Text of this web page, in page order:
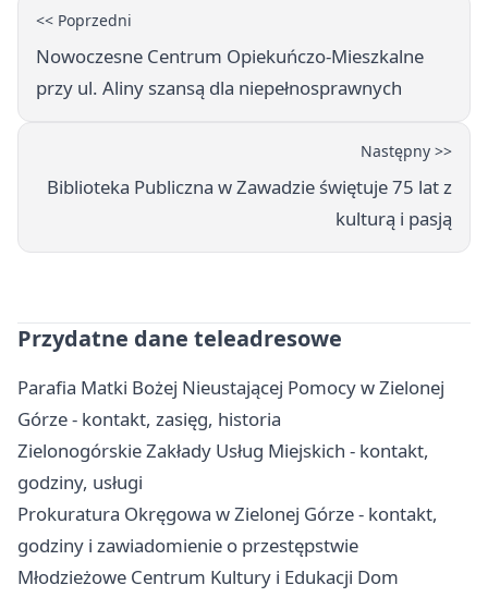
<< Poprzedni
Nowoczesne Centrum Opiekuńczo-Mieszkalne
przy ul. Aliny szansą dla niepełnosprawnych
Następny >>
Biblioteka Publiczna w Zawadzie świętuje 75 lat z
kulturą i pasją
Przydatne dane teleadresowe
Parafia Matki Bożej Nieustającej Pomocy w Zielonej
Górze - kontakt, zasięg, historia
Zielonogórskie Zakłady Usług Miejskich - kontakt,
godziny, usługi
Prokuratura Okręgowa w Zielonej Górze - kontakt,
godziny i zawiadomienie o przestępstwie
Młodzieżowe Centrum Kultury i Edukacji Dom